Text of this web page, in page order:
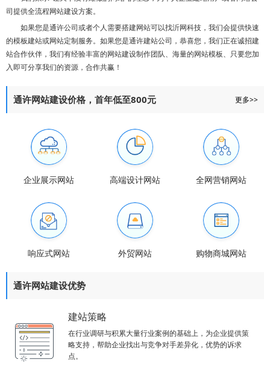
司提供全流程网站建设方案。
如果您是通许公司或者个人需要搭建网站可以找沂网科技，我们会提供快速
的模板建站或网站定制服务。如果您是通许建站公司，恭喜您，我们正在诚招建
站合作伙伴，我们有经验丰富的网站建设制作团队、海量的网站模板、只要您加
入即可分享我们的资源，合作共赢！
通许网站建设价格，首年低至800元 更多>>
企业展示网站 高端设计网站 全网营销网站
响应式网站 外贸网站 购物商城网站
通许网站建设优势
建站策略
在行业调研与积累大量行业案例的基础上，为企业提供策
略支持，帮助企业找出与竞争对手差异化，优势的诉求
点。